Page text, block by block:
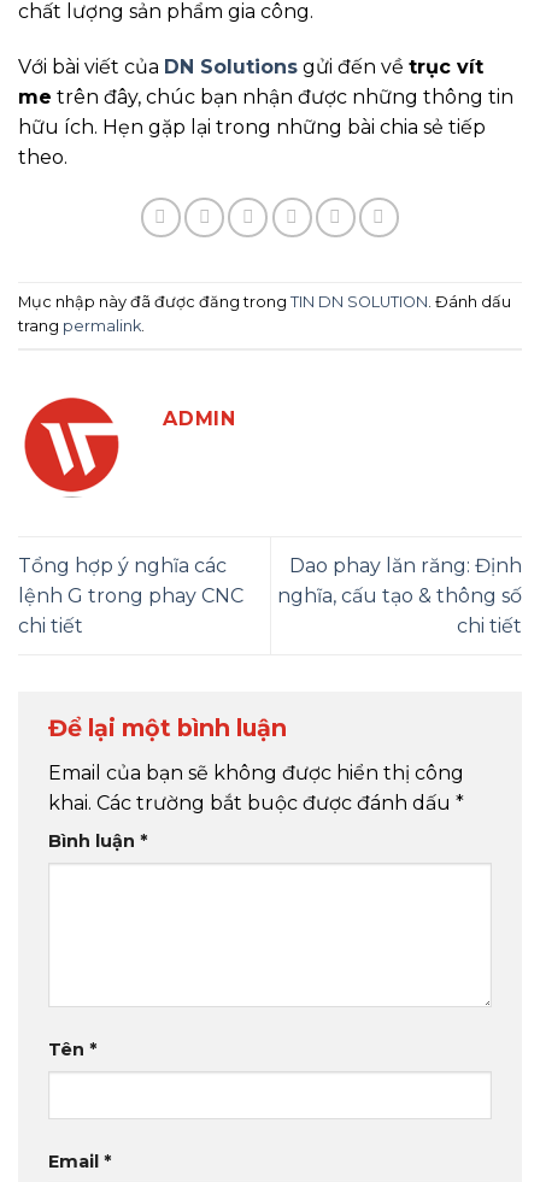
chất lượng sản phẩm gia công.
Với bài viết của DN Solutions gửi đến về trục vít
me trên đây, chúc bạn nhận được những thông tin
hữu ích. Hẹn gặp lại trong những bài chia sẻ tiếp
theo.
Mục nhập này đã được đăng trong TIN DN SOLUTION. Đánh dấu
trang permalink.
ADMIN
Tổng hợp ý nghĩa các
lệnh G trong phay CNC
chi tiết
Dao phay lăn răng: Định
nghĩa, cấu tạo & thông số
chi tiết
Để lại một bình luận
Email của bạn sẽ không được hiển thị công
khai. Các trường bắt buộc được đánh dấu *
Bình luận *
Tên *
Email *